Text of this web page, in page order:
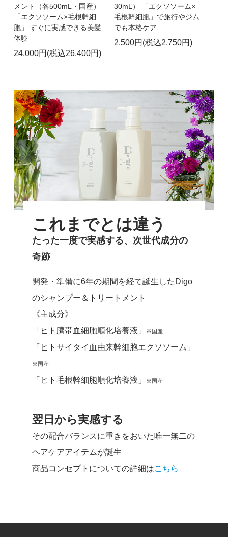
メント（各500mL・国産）
「エクソソーム×毛根幹細
胞」 すぐに実感できる美髪
体験
24,000円(税込26,400円)
30mL） 「エクソソーム×
毛根幹細胞」で旅行やジム
でも本格ケア
2,500円(税込2,750円)
これまでとは違う
たった一度で実感する、次世代成分の
奇跡
開発・準備に6年の期間を経て誕生したDigo
のシャンプー＆トリートメント
《主成分》
「ヒト臍帯血細胞順化培養液」
※国産
「ヒトサイタイ血由来幹細胞エクソソーム」
※国産
「ヒト毛根幹細胞順化培養液」 ※国産
翌日から実感する
その配合バランスに重きをおいた唯一無二の
ヘアケアアイテムが誕生
商品コンセプトについての詳細はこちら